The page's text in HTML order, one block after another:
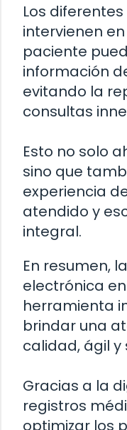
Los
intervienen
paciente
información
evitando la
consultas
Esto no solo
sino que
experiencia
atendido y
integral.
En resumen,
electrónica
herramienta
brindar una
calidad, ágil y
Gracias a la
registros
optimizar los